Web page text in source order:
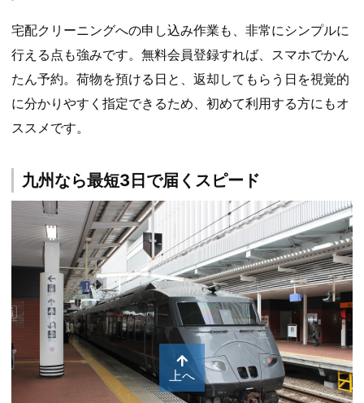
宅配クリーニングへの申し込み作業も、非常にシンプルに
行える点も強みです。無料会員登録すれば、スマホでかん
たん予約。荷物を預ける日と、返却してもらう日を視覚的
に分かりやすく指定できるため、初めて利用する方にもオ
ススメです。
九州なら最短3日で届くスピード
上へ